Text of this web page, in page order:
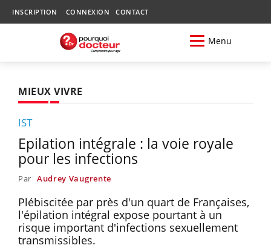
INSCRIPTION CONNEXION CONTACT
Menu
MIEUX VIVRE
IST
Epilation intégrale : la voie royale
pour les infections
Par Audrey Vaugrente
Plébiscitée par près d'un quart de Françaises,
l'épilation intégral expose pourtant à un
risque important d'infections sexuellement
transmissibles.